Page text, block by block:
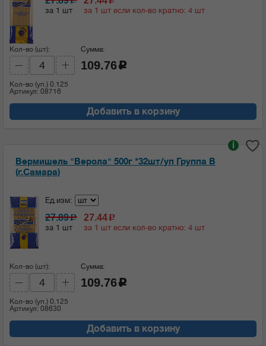
за 1 шт за 1 шт если кол-во кратно: 4 шт
Кол-во (шт):
Кол-во (уп.) 0.125
Артикул: 08716
Сумма:
109.76 c
Добавить в корзину
Вермишель "Верола" 500г *32шт/уп Группа В
(г.Самара)
i
Ед.изм:
27.89c
за 1 шт
27.44c
за 1 шт если кол-во кратно: 4 шт
Кол-во (шт):
Кол-во (уп.) 0.125
Артикул: 08630
Сумма:
109.76 c
Добавить в корзину